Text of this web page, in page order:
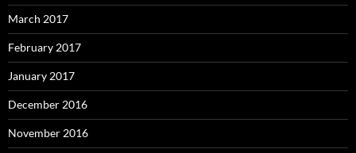
March 2017
February 2017
January 2017
December 2016
November 2016